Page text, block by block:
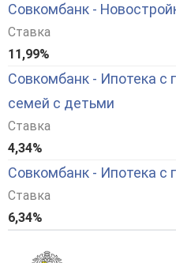
Совкомбанк -
Ставка
11,99%
Совкомбанк - Ипотека с
семей с детьми
Ставка
4,34%
Совкомбанк - Ипотека с
Ставка
6,34%